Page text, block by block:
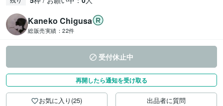
Kaneko Chigusa
総販売実績： 22件
受付休止中
再開したら通知を受け取る
お気に入り(25) 出品者に質問